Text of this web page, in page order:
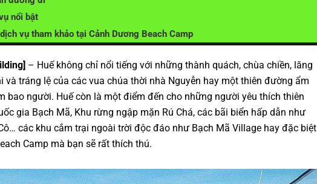
nổi bật
vụ tham khảo tại Cảnh Dương Beach Camp
– Huế không chỉ nổi tiếng với những thành quách, chùa chiền, lăng
và tráng lệ của các vua chúa thời nhà Nguyễn hay một thiên đường ẩm
bao người. Huế còn là một điểm đến cho những người yêu thích thiên
gia Bạch Mã, Khu rừng ngập mặn Rú Chá, các bãi biển hấp dẫn như
các khu cắm trại ngoài trời độc đáo như Bạch Mã Village hay đặc biệt
Camp mà bạn sẽ rất thích thú.